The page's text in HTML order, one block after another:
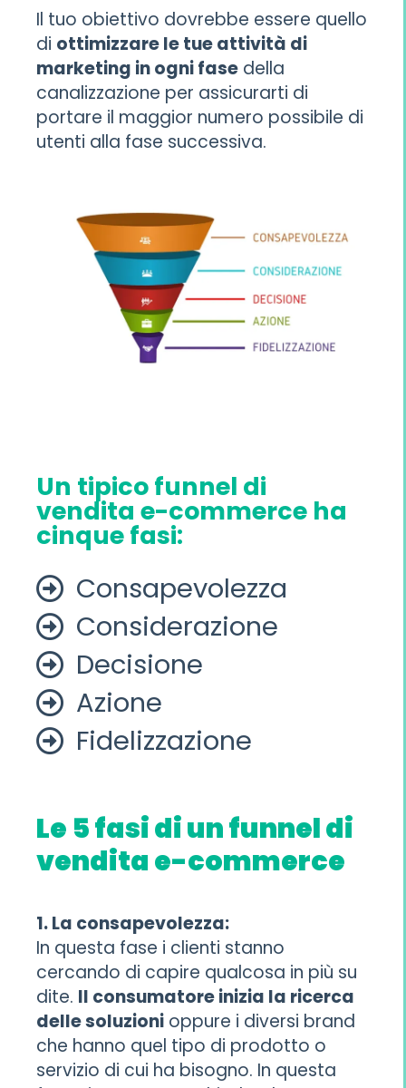
Il tuo obiettivo dovrebbe essere quello
di ottimizzare le tue attività di
marketing in ogni fase della
canalizzazione per assicurarti di
portare il maggior numero possibile di
utenti alla fase successiva.
Un tipico funnel di
vendita e-commerce ha
cinque fasi:
Consapevolezza
Considerazione
Decisione
Azione
Fidelizzazione
Le 5 fasi di un funnel di
vendita e-commerce
1. La consapevolezza:
In questa fase i clienti stanno
cercando di capire qualcosa in più su
dite. Il consumatore inizia la ricerca
delle soluzioni oppure i diversi brand
che hanno quel tipo di prodotto o
servizio di cui ha bisogno. In questa